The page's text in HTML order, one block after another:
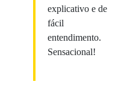
explicativo e de
fácil
entendimento.
Sensacional!